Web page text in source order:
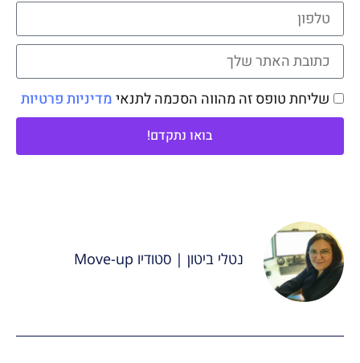
שליחת טופס זה מהווה הסכמה לתנאימדיניות פרטיות
בואו נתקדם!
נטלי ביטון | סטודיו Move-up